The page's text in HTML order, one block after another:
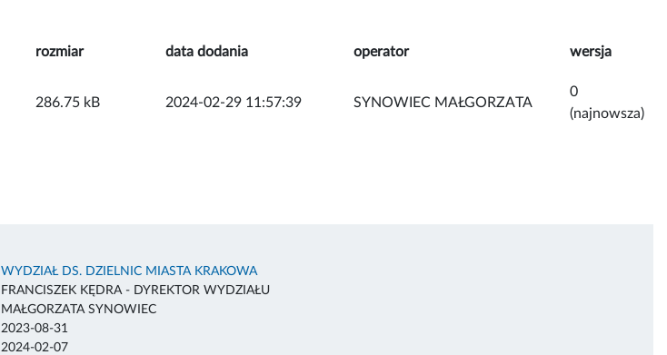
rozmiar data dodania operator wersja
286.75 kB 2024-02-29 11:57:39 SYNOWIEC MAŁGORZATA
0
(najnowsza)
WYDZIAŁ DS. DZIELNIC MIASTA KRAKOWA
FRANCISZEK KĘDRA - DYREKTOR WYDZIAŁU
MAŁGORZATA SYNOWIEC
2023-08-31
2024-02-07